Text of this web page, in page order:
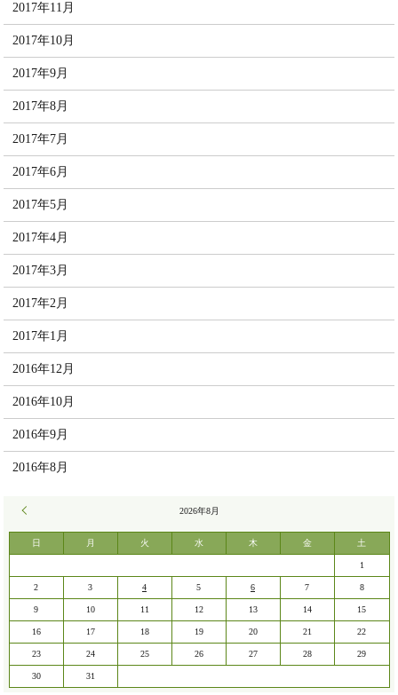
2017年11月
2017年10月
2017年9月
2017年8月
2017年7月
2017年6月
2017年5月
2017年4月
2017年3月
2017年2月
2017年1月
2016年12月
2016年10月
2016年9月
2016年8月
2026年8月
日 月 火 水 木 金 土
1
2 3 4 5 6 7 8
9 10 11 12 13 14 15
16 17 18 19 20 21 22
23 24 25 26 27 28 29
30 31